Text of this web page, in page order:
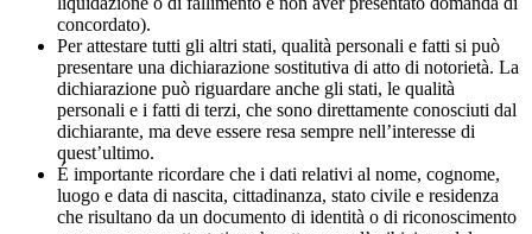
concordato).
Per attestare tutti gli altri stati, qualità personali e fatti si può
presentare una dichiarazione sostitutiva di atto di notorietà. La
dichiarazione può riguardare anche gli stati, le qualità
personali e i fatti di terzi, che sono direttamente conosciuti dal
dichiarante, ma deve essere resa sempre nell’interesse di
quest’ultimo.
É importante ricordare che i dati relativi al nome, cognome,
luogo e data di nascita, cittadinanza, stato civile e residenza
che risultano da un documento di identità o di riconoscimento